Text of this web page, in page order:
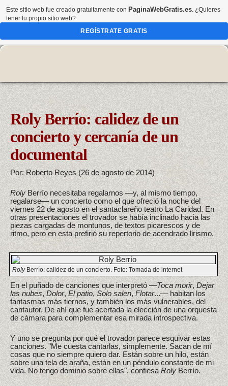
Roly Berrío: calidez de un
concierto y cercanía de un
documental
Por: Roberto Reyes (26 de agosto de 2014)
RolyBerrío necesitaba regalarnos —y, al mismo tiempo,
regalarse— un concierto como el que ofreció la noche del
viernes 22 de agosto en el santaclareño teatro La Caridad. En
otras presentaciones el trovador se había inclinado hacia las
piezas cargadas de montunos, de textos picarescos y de
ritmo, pero en esta prefirió su repertorio de acendrado lirismo.
RolyBerrío: calidez de un concierto. Foto: Tomada de internet
En el puñado de canciones que interpretó —Toca morir,Dejar
las nubes,Dolor,El patio,Solo salen,Flotar...— habitan los
fantasmas más tiernos, y también los más vulnerables, del
cantautor. De ahí que fue acertada la elección de una orquesta
de cámara para complementar esa mirada introspectiva.
Y uno se pregunta por qué el trovador parece esquivar estas
canciones. "Me cuesta cantarlas, simplemente. Sacan de mí
cosas que no siempre quiero dar. Están sobre un hilo, están
sobre una tela de araña, están en un péndulo constante de mi
vida. No tengo dominio sobre ellas", confiesaRolyBerrío.
Este sitio web fue creado gratuitamente con PaginaWebGratis.es. ¿Quieres
tener tu propio sitio web?
REGÍSTRATE GRATIS